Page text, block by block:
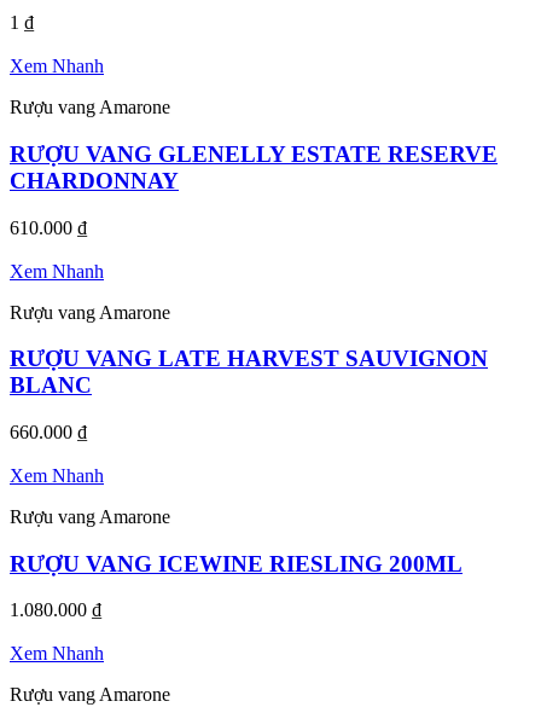
1 ₫
Xem Nhanh
Rượu vang Amarone
RƯỢU VANG GLENELLY ESTATE RESERVE
CHARDONNAY
610.000 ₫
Xem Nhanh
Rượu vang Amarone
RƯỢU VANG LATE HARVEST SAUVIGNON
BLANC
660.000 ₫
Xem Nhanh
Rượu vang Amarone
RƯỢU VANG ICEWINE RIESLING 200ML
1.080.000 ₫
Xem Nhanh
Rượu vang Amarone